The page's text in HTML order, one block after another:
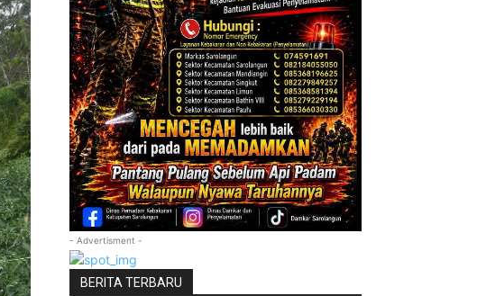
- Advertisment -
BERITA TERBARU